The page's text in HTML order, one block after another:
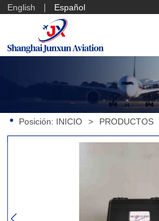
English Español
Posición: INICIO > PRODUCTOS